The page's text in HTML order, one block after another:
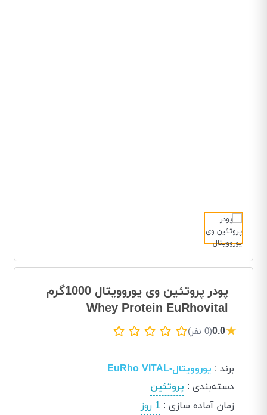
پودر پروتئین وی یوروویتال 1000گرم
Whey Protein EuRhovital
★
0.0(0 نفر)
برند : یوروویتال-EuRho VITAL
دسته‌بندی : پروتئین
زمان آماده سازی :1 روز